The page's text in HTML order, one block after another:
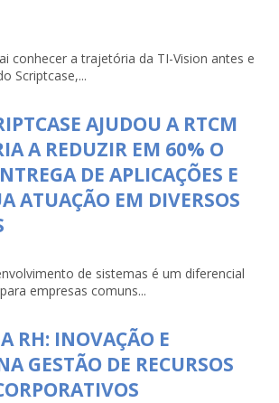
conhecer a trajetória da TI-Vision antes e
Scriptcase,...
AJUDOU A RTCM
A REDUZIR EM 60% O
DE APLICAÇÕES E
ATUAÇÃO EM DIVERSOS
de sistemas é um diferencial
empresas comuns...
RH: INOVAÇÃO E
GESTÃO DE RECURSOS